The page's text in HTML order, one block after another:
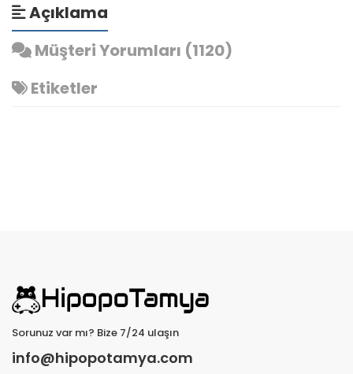
Açıklama
Müşteri Yorumları (1120)
Etiketler
Sorunuz var mı? Bize 7/24 ulaşın
info@hipopotamya.com